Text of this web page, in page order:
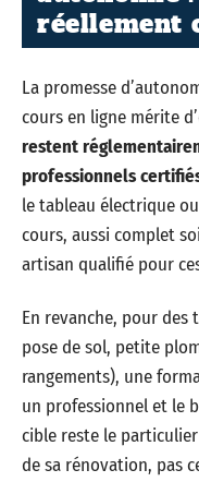
réellement
La promesse
cours en ligne mérite
restent
professionnels
le tableau électrique
cours, aussi complet
artisan qualifié pour
En revanche, pour
pose de sol, petite
rangements), une
un professionnel et le
cible reste le
de sa rénovation, pas